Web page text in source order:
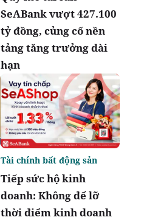
SeABank vượt 427.100
tỷ đồng, củng cố nền
tảng tăng trưởng dài
hạn
Tiếp sức hộ kinh
doanh: Không để lỡ
thời điểm kinh doanh
Tài chính bất động sản